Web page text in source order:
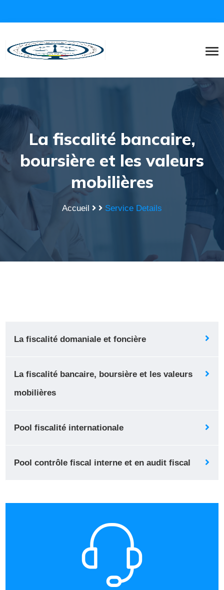
La fiscalité bancaire,
boursière et les valeurs
mobilières
Accueil Service Details
La fiscalité domaniale et foncière
La fiscalité bancaire, boursière et les valeurs
mobilières
Pool fiscalité internationale
Pool contrôle fiscal interne et en audit fiscal